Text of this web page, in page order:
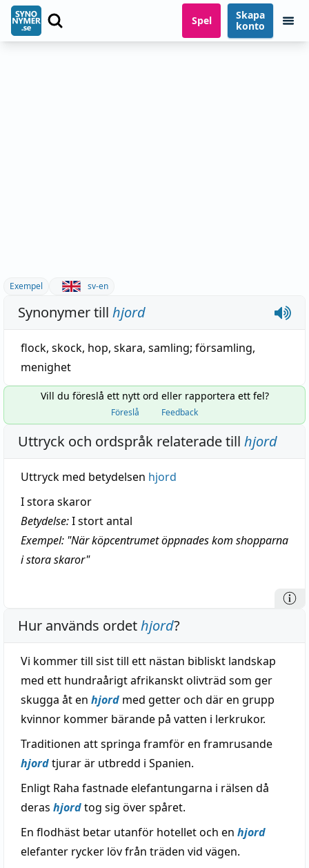
Spel
Skapa
konto
Exempel sv-en
Synonymer till hjord
flock, skock, hop, skara, samling; församling,
menighet
Vill du föreslå ett nytt ord eller rapportera ett fel?
Föreslå Feedback
Uttryck och ordspråk relaterade till hjord
Uttryck med betydelsen hjord
I stora skaror
Betydelse:I stort antal
Exempel: "När köpcentrumet öppnades kom shopparna
i stora skaror"
Hur används ordethjord?
Vi kommer till sist till ett nästan bibliskt landskap
med ett hundraårigt afrikanskt olivträd som ger
skugga åt en hjord med getter och där en grupp
kvinnor kommer bärande på vatten i lerkrukor.
Traditionen att springa framför en framrusande
hjordtjurar är utbredd i Spanien.
Enligt Raha fastnade elefantungarna i rälsen då
deras hjordtog sig över spåret.
En flodhäst betar utanför hotellet och en hjord
elefanter rycker löv från träden vid vägen.